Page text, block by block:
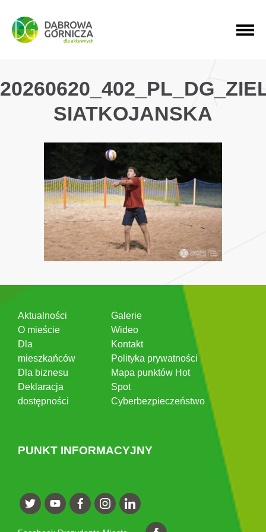
PRZEJDŹ DO MENU GŁÓWNEGO
PRZEJDŹ DO WYSZUKIWARKI
PRZEJDŹ DO TREŚCI
SIATKOJANSKA
Aktualności
O mieście
Dla
mieszkańców
Dla biznesu
Deklaracja
dostępności
Galerie
Wideo
Kontakt
Polityka prywatności
Mapa punktów Hot
Spot
Cyberbezpieczeństwo
PUNKT INFORMACYJNY